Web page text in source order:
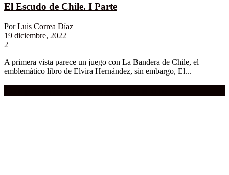
El Escudo de Chile. I Parte
Por Luis Correa Díaz
19 diciembre, 2022
2
A primera vista parece un juego con La Bandera de Chile, el
emblemático libro de Elvira Hernández, sin embargo, El...